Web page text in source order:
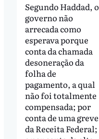
Segundo Haddad, o
governo não
arrecada como
esperava porque
conta da chamada
desoneração da
folha de
pagamento, a qual
não foi totalmente
compensada; por
conta de uma greve
da Receita Federal;